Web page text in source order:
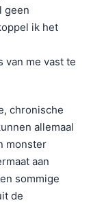
geen
ik het
van me vast te
chronische
allemaal
monster
aan
sommige
de